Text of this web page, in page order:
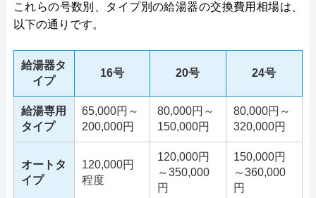
これらの号数別、タイプ別の給湯器の交換費用相場は、
以下の通りです。
給湯器タ
イプ
16号 20号 24号
給湯専用
タイプ
65,000円～
200,000円
80,000円～
150,000円
80,000円～
320,000円
オートタ
イプ
120,000円
程度
120,000円
～350,000
円
150,000円
～360,000
円